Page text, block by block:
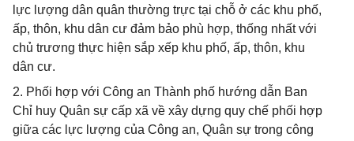
lực lượng dân quân thường trực tại chỗ ở các khu phố,
ấp, thôn, khu dân cư đảm bảo phù hợp, thống nhất với
chủ trương thực hiện sắp xếp khu phố, ấp, thôn, khu
dân cư.
2. Phối hợp với Công an Thành phố hướng dẫn Ban
Chỉ huy Quân sự cấp xã về xây dựng quy chế phối hợp
giữa các lực lượng của Công an, Quân sự trong công